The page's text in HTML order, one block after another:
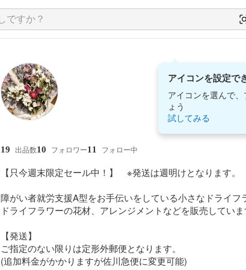
アイコンを設定で
アイコンを選んで
ょう
試してみる
19 出品数10 フォロワー11 フォロー中
【只今週末限定セール中！】　※発送は週明けとなります。
障がい者就労支援A型をお手伝いをしている小さなドライフ
ドライフラワーの花材、アレンジメントなどを販売していま
【発送】
ご指定のない限りは定形外郵便となります。
(追加料金がかかりますが佐川急便に変更可能)